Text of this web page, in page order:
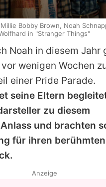
Noah in diesem Jahr
wenigen Wochen
einer Pride Parade.
seine Eltern
zu diesem
und brachten
für ihren
Bobby Brown, Noah
in "Stranger Things"
Anzeige